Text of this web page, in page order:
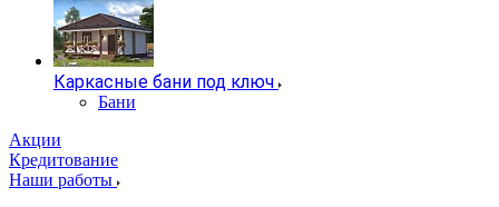
Каркасные бани под ключ
Бани
Акции
Кредитование
Наши работы